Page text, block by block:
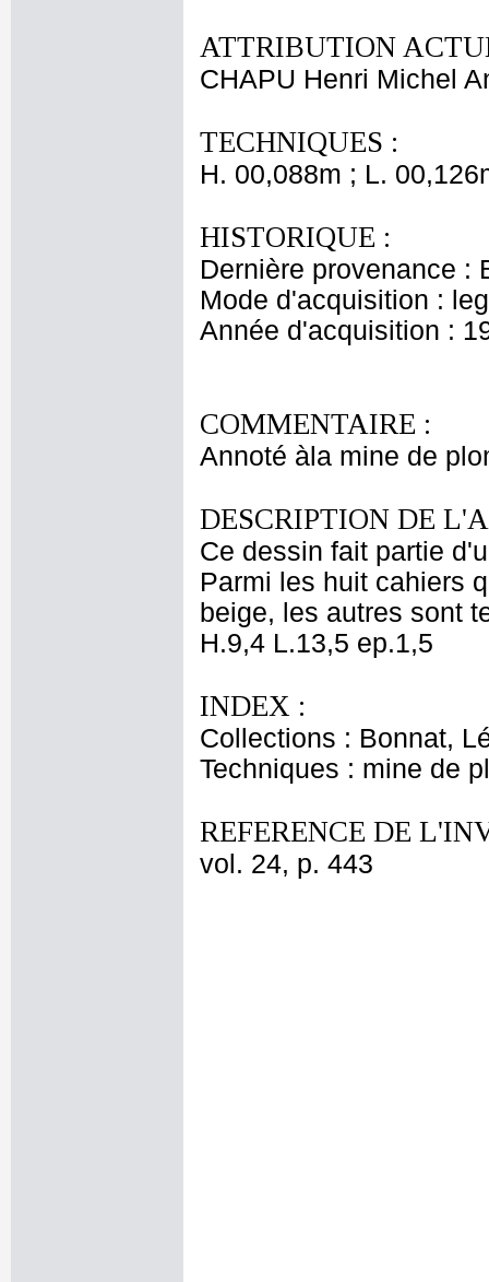
ATTRIBUTION
CHAPU Henri Michel
TECHNIQUES :
H. 00,088m ; L.
HISTORIQUE :
Dernière provenance :
Mode d'acquisition :
Année d'acquisition :
COMMENTAIRE :
Annoté àla mine de
DESCRIPTION DE
Ce dessin fait partie
Parmi les huit cahiers
beige, les autres sont
H.9,4 L.13,5 ep.1,5
INDEX :
Collections : Bonnat,
Techniques : mine de
REFERENCE DE
vol. 24, p. 443